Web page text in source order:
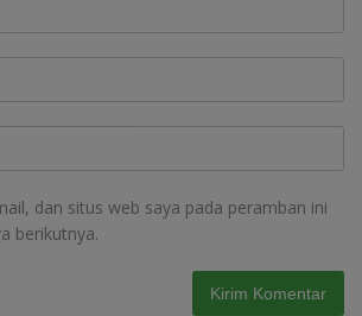
dan situs web saya pada peramban ini
berikutnya.